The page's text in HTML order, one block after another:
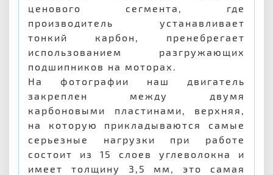
ценового сегмента, где
производитель устанавливает
тонкий карбон, пренебрегает
использованием разгружающих
подшипников на моторах.
На фотографии наш двигатель
закреплен между двумя
карбоновыми пластинами, верхняя,
на которую прикладываются самые
серьезные нагрузки при работе
состоит из 15 слоев углеволокна и
имеет толщину 3,5 мм, это самая